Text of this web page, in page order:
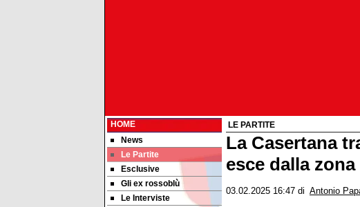
HOME
News
Le Partite
Esclusive
Gli ex rossoblù
Le Interviste
LE PARTITE
La Casertana
esce dalla
03.02.2025 16:47 di Antonio